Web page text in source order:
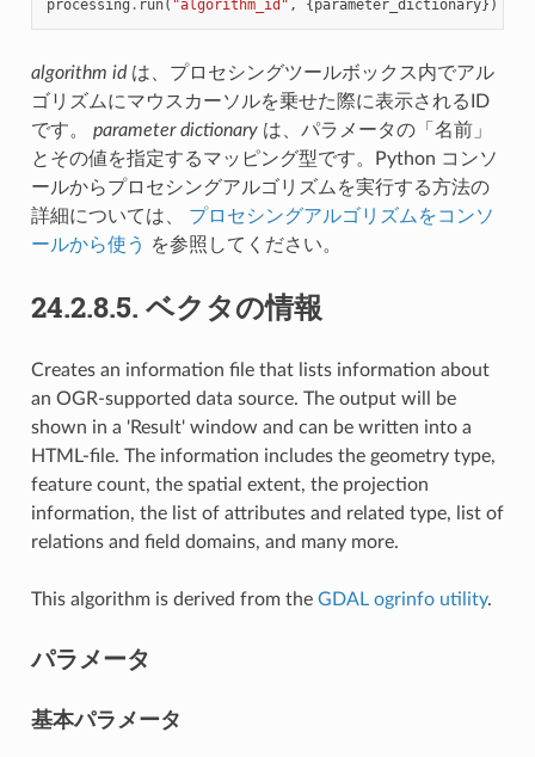
processing . run( "algorithm_id" , { parameter_dictionary})
algorithm idは、プロセシングツールボックス内でアル
ゴリズムにマウスカーソルを乗せた際に表示されるID
です。 parameter dictionaryは、パラメータの「名前」
とその値を指定するマッピング型です。Python コンソ
ールからプロセシングアルゴリズムを実行する方法の
詳細については、 プロセシングアルゴリズムをコンソ
ールから使う
を参照してください。
24.2.8.5. ベクタの情報
Creates an information file that lists information about
an OGR-supported data source. The output will be
shown in a 'Result' window and can be written into a
HTML-file. The information includes the geometry type,
feature count, the spatial extent, the projection
information, the list of attributes and related type, list of
relations and field domains, and many more.
This algorithm is derived from the GDAL ogrinfo utility.
パラメータ
基本パラメータ